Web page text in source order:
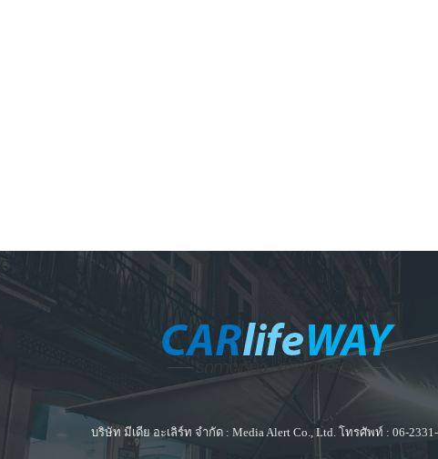
บริษัท มีเดีย อะเลิร์ท จำกัด : Media Alert Co., Ltd. โทรศัพท์ : 06-